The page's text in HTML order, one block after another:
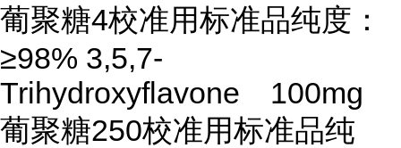
葡聚糖4校准用标准品纯度：
≥98% 3,5,7-
Trihydroxyflavone 100mg
葡聚糖250校准用标准品纯